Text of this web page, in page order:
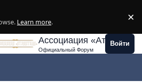
Learn more. ×
Ассоциация
Официальный Форум
Войти